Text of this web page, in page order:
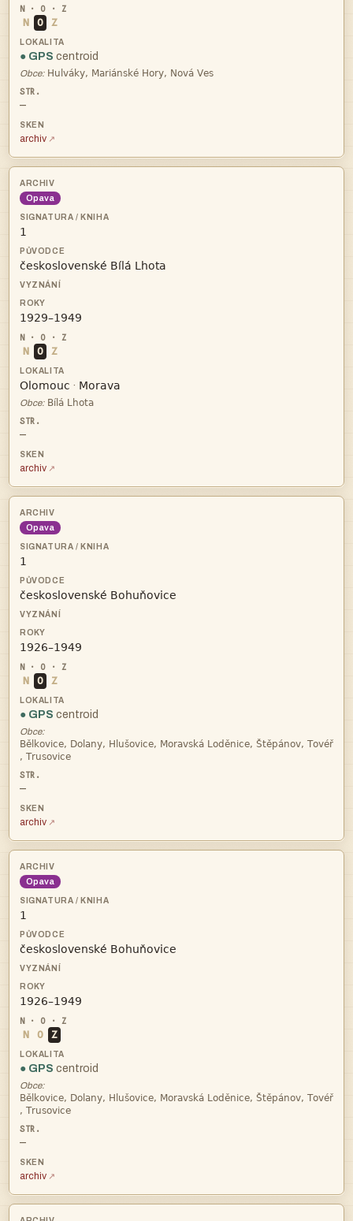
N O Z
● GPS centroid
Obce: 
—
archiv
Opava



N O Z
 · 
Obce: 
—
archiv
Opava



N O Z
● GPS centroid
Obce:


—
archiv
Opava



N O Z
● GPS centroid
Obce:


—
archiv